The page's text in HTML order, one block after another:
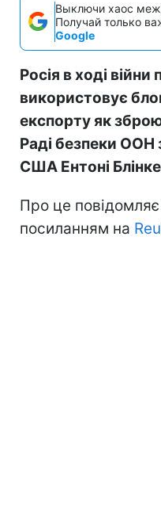
Выключи хаос
Получай только
Google
Росія в ході війни
використовує
експорту як
Раді безпеки
США Ентоні
Про це повідомляє
посиланням на